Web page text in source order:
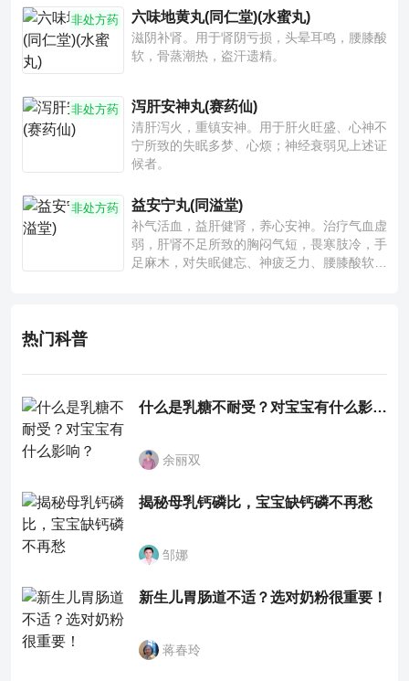
非处方药 六味地黄丸(同仁堂)(水蜜丸)
滋阴补肾。用于肾阴亏损，头晕耳鸣，腰膝酸
软，骨蒸潮热，盗汗遗精。
非处方药 泻肝安神丸(赛药仙)
清肝泻火，重镇安神。用于肝火旺盛、心神不
宁所致的失眠多梦、心烦；神经衰弱见上述证
候者。
非处方药 益安宁丸(同溢堂)
补气活血，益肝健肾，养心安神。治疗气血虚
弱，肝肾不足所致的胸闷气短，畏寒肢冷，手
足麻木，对失眠健忘、神疲乏力、腰膝酸软也
热门科普
什么是乳糖不耐受？对宝宝有什么影响？
余丽双
揭秘母乳钙磷比，宝宝缺钙磷不再愁
邹娜
新生儿胃肠道不适？选对奶粉很重要！
蒋春玲